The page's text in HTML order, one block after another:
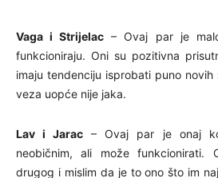
Vaga i Strijelac – Ovaj par je
funkcioniraju. Oni su pozitivna
imaju tendenciju isprobati puno novih
veza uopće nije jaka.
Lav i Jarac – Ovaj par je onaj
neobičnim, ali može funkcionirati.
drugog i mislim da je to ono što im